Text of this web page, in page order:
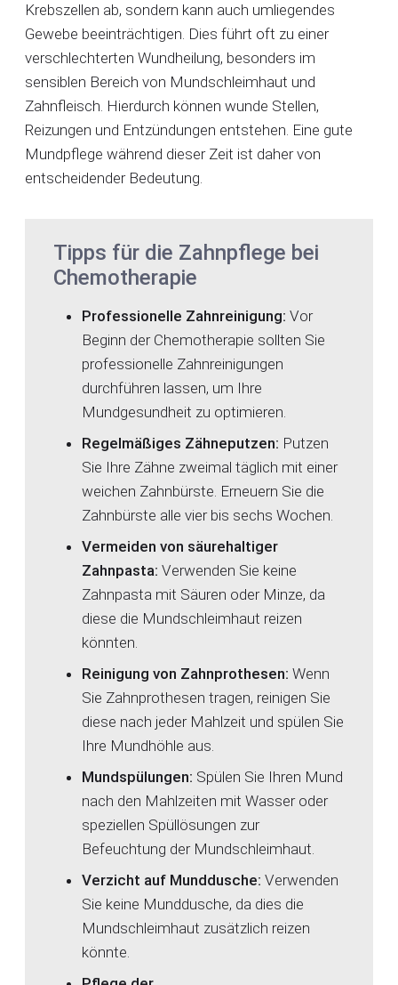
Krebszellen ab, sondern kann auch umliegendes
Gewebe beeinträchtigen. Dies führt oft zu einer
verschlechterten Wundheilung, besonders im
sensiblen Bereich von Mundschleimhaut und
Zahnfleisch. Hierdurch können wunde Stellen,
Reizungen und Entzündungen entstehen. Eine gute
Mundpflege während dieser Zeit ist daher von
entscheidender Bedeutung.
Tipps für die Zahnpflege bei
Chemotherapie
Professionelle Zahnreinigung: Vor
Beginn der Chemotherapie sollten Sie
professionelle Zahnreinigungen
durchführen lassen, um Ihre
Mundgesundheit zu optimieren.
Regelmäßiges Zähneputzen: Putzen
Sie Ihre Zähne zweimal täglich mit einer
weichen Zahnbürste. Erneuern Sie die
Zahnbürste alle vier bis sechs Wochen.
Vermeiden von säurehaltiger
Zahnpasta: Verwenden Sie keine
Zahnpasta mit Säuren oder Minze, da
diese die Mundschleimhaut reizen
könnten.
Reinigung von Zahnprothesen: Wenn
Sie Zahnprothesen tragen, reinigen Sie
diese nach jeder Mahlzeit und spülen Sie
Ihre Mundhöhle aus.
Mundspülungen: Spülen Sie Ihren Mund
nach den Mahlzeiten mit Wasser oder
speziellen Spüllösungen zur
Befeuchtung der Mundschleimhaut.
Verzicht auf Munddusche: Verwenden
Sie keine Munddusche, da dies die
Mundschleimhaut zusätzlich reizen
könnte.